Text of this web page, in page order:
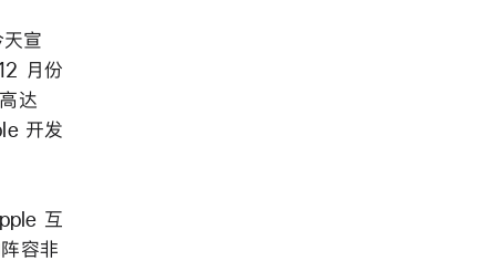
宣
月份
达
开发
互
容非